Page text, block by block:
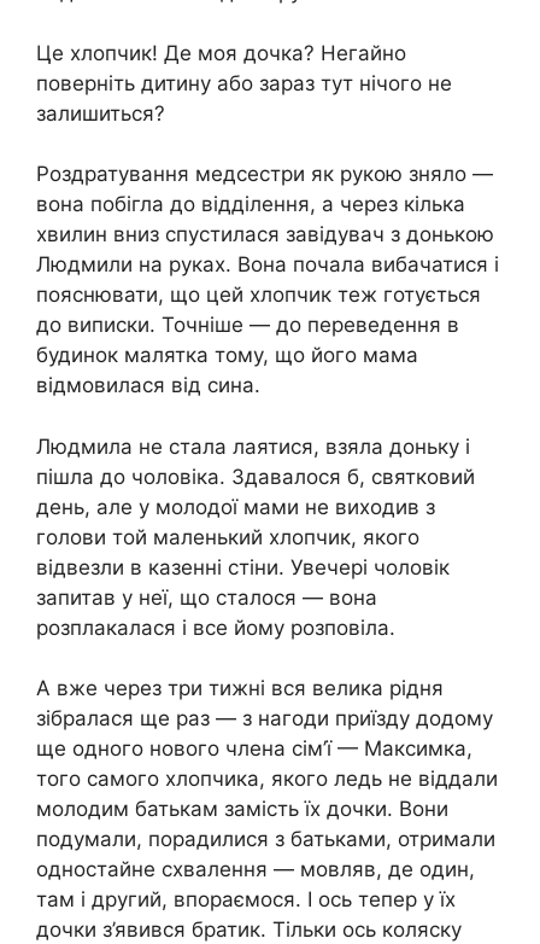
Це хлопчик! Де моя дочка? Негайно
поверніть дитину або зараз тут нічого не
залишиться?
Роздратування медсестри як рукою зняло —
вона побігла до відділення, а через кілька
хвилин вниз спустилася завідувач з донькою
Людмили на руках. Вона почала вибачатися і
пояснювати, що цей хлопчик теж готується
до виписки. Точніше — до переведення в
будинок малятка тому, що його мама
відмовилася від сина.
Людмила не стала лаятися, взяла доньку і
пішла до чоловіка. Здавалося б, святковий
день, але у молодої мами не виходив з
голови той маленький хлопчик, якого
відвезли в казенні стіни. Увечері чоловік
запитав у неї, що сталося — вона
розплакалася і все йому розповіла.
А вже через три тижні вся велика рідня
зібралася ще раз — з нагоди приїзду додому
ще одного нового члена сім’ї — Максимка,
того самого хлопчика, якого ледь не віддали
молодим батькам замість їх дочки. Вони
подумали, порадилися з батьками, отримали
одностайне схвалення — мовляв, де один,
там і другий, впораємося. І ось тепер у їх
дочки з’явився братик. Тільки ось коляску